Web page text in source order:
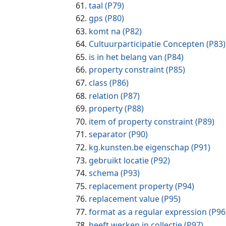
taal (P79)
gps (P80)
komt na (P82)
Cultuurparticipatie Concepten (P83)
is in het belang van (P84)
property constraint(P85)
class (P86)
relation (P87)
property(P88)
item of property constraint(P89)
separator(P90)
kg.kunsten.be eigenschap (P91)
gebruikt locatie(P92)
schema (P93)
replacement property(P94)
replacement value(P95)
format as a regular expression